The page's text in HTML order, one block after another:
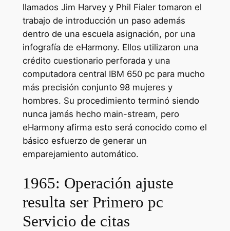
llamados Jim Harvey y Phil Fialer tomaron el
trabajo de introducción un paso además
dentro de una escuela asignación, por una
infografía de eHarmony. Ellos utilizaron una
crédito cuestionario perforada y una
computadora central IBM 650 pc para mucho
más precisión conjunto 98 mujeres y
hombres. Su procedimiento terminó siendo
nunca jamás hecho main-stream, pero
eHarmony afirma esto será conocido como el
básico esfuerzo de generar un
emparejamiento automático.
1965: Operación ajuste
resulta ser Primero pc
Servicio de citas